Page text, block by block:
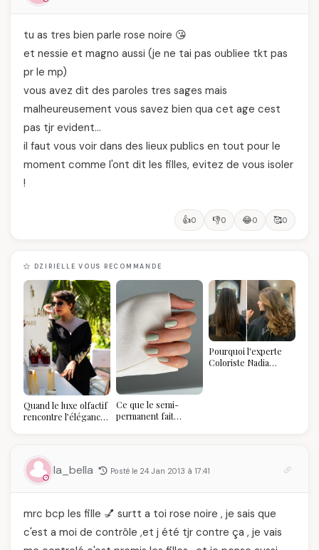
tu as tres bien parle rose noire 😘
et nessie et magno aussi (je ne tai pas oubliee tkt pas
pr le mp)
vous avez dit des paroles tres sages mais
malheureusement vous savez bien qua cet age cest
pas tjr evident…
il faut vous voir dans des lieux publics en tout pour le
moment comme l'ont dit les filles, evitez de vous isoler
!
👍0 👎0 😂0 🥰0
DZIRIELLE VOUS RECOMMANDE
Quand le luxe olfactif
rencontre l’élégance
temps
Ce que le semi-
permanent fait
Pourquoi l'experte
Coloriste Nadia
la_bella Posté le 24 Jan 2013 à 17:41
mrc bcp les fille 💅 surtt a toi rose noire , je sais que
c'est a moi de contrôle ,et j été tjr contre ça , je vais